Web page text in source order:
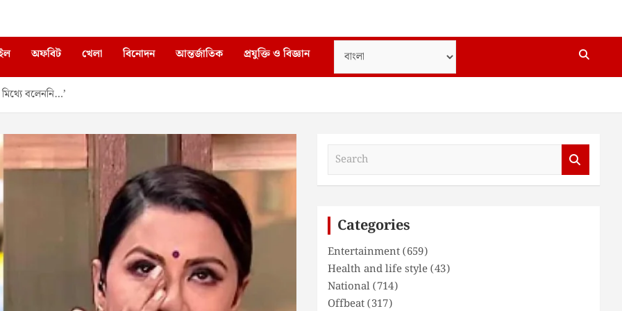
অফবিট খেলা বিনোদন আন্তর্জাতিক প্রযুক্তি ও বিজ্ঞান
বলেননি…’
Categories
Entertainment(659)
Health and life style(43)
National(714)
Offbeat(317)